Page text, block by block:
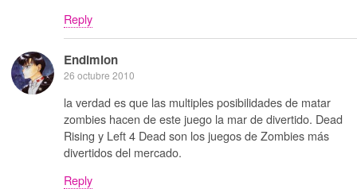
Reply
Endimion
26 octubre 2010
la verdad es que las multiples posibilidades de matar
zombies hacen de este juego la mar de divertido. Dead
Rising y Left 4 Dead son los juegos de Zombies más
divertidos del mercado.
Reply